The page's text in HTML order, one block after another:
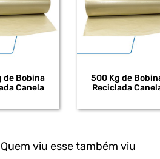
de Bobina
Canela
500 Kg de
Reciclada
Quem viu esse também viu